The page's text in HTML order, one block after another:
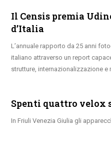
Il Censis premia
d’Italia
L’annuale rapporto da 25 anni
italiano attraverso un report
strutture, internazionalizzazione e
Spenti quattro velox
In Friuli Venezia Giulia gli